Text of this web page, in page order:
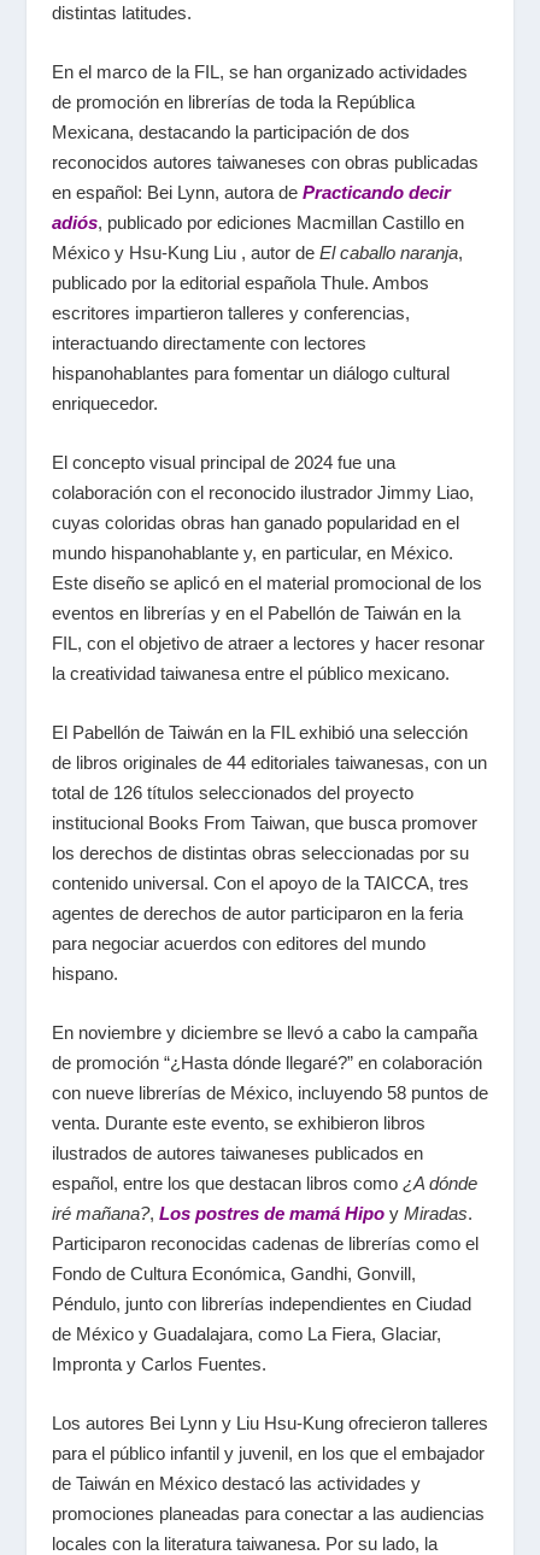
distintas latitudes.
En el marco de la FIL, se han organizado actividades
de promoción en librerías de toda la República
Mexicana, destacando la participación de dos
reconocidos autores taiwaneses con obras publicadas
en español: Bei Lynn, autora de Practicando decir
adiós, publicado por ediciones Macmillan Castillo en
México y Hsu-Kung Liu , autor de El caballo naranja,
publicado por la editorial española Thule. Ambos
escritores impartieron talleres y conferencias,
interactuando directamente con lectores
hispanohablantes para fomentar un diálogo cultural
enriquecedor.
El concepto visual principal de 2024 fue una
colaboración con el reconocido ilustrador Jimmy Liao,
cuyas coloridas obras han ganado popularidad en el
mundo hispanohablante y, en particular, en México.
Este diseño se aplicó en el material promocional de los
eventos en librerías y en el Pabellón de Taiwán en la
FIL, con el objetivo de atraer a lectores y hacer resonar
la creatividad taiwanesa entre el público mexicano.
El Pabellón de Taiwán en la FIL exhibió una selección
de libros originales de 44 editoriales taiwanesas, con un
total de 126 títulos seleccionados del proyecto
institucional Books From Taiwan, que busca promover
los derechos de distintas obras seleccionadas por su
contenido universal. Con el apoyo de la TAICCA, tres
agentes de derechos de autor participaron en la feria
para negociar acuerdos con editores del mundo
hispano.
En noviembre y diciembre se llevó a cabo la campaña
de promoción “¿Hasta dónde llegaré?” en colaboración
con nueve librerías de México, incluyendo 58 puntos de
venta. Durante este evento, se exhibieron libros
ilustrados de autores taiwaneses publicados en
español, entre los que destacan libros como ¿A dónde
iré mañana?, Los postres de mamá Hipoy Miradas.
Participaron reconocidas cadenas de librerías como el
Fondo de Cultura Económica, Gandhi, Gonvill,
Péndulo, junto con librerías independientes en Ciudad
de México y Guadalajara, como La Fiera, Glaciar,
Impronta y Carlos Fuentes.
Los autores Bei Lynn y Liu Hsu-Kung ofrecieron talleres
para el público infantil y juvenil, en los que el embajador
de Taiwán en México destacó las actividades y
promociones planeadas para conectar a las audiencias
locales con la literatura taiwanesa. Por su lado, la